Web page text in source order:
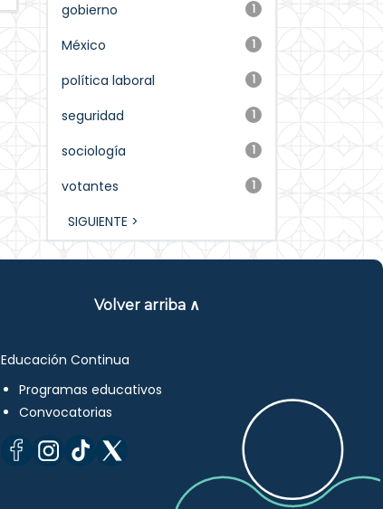
1
gobierno
1
México
1
política laboral
1
seguridad
1
sociología
1
votantes
SIGUIENTE >
Volver arriba ∧
Educación Continua
Programas educativos
Convocatorias